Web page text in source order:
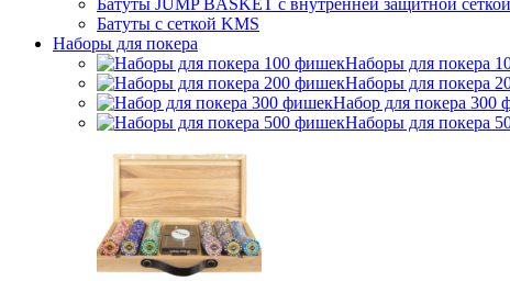
Батуты JUMP BASKET с внутренней защитной сеткой
Батуты с сеткой KMS
Наборы для покера
Наборы для покера
Наборы для покера
Набор для покера 300
Наборы для покера